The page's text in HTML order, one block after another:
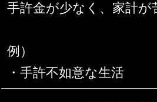
手許金が少なく、家計が
例）
・手許不如意な生活